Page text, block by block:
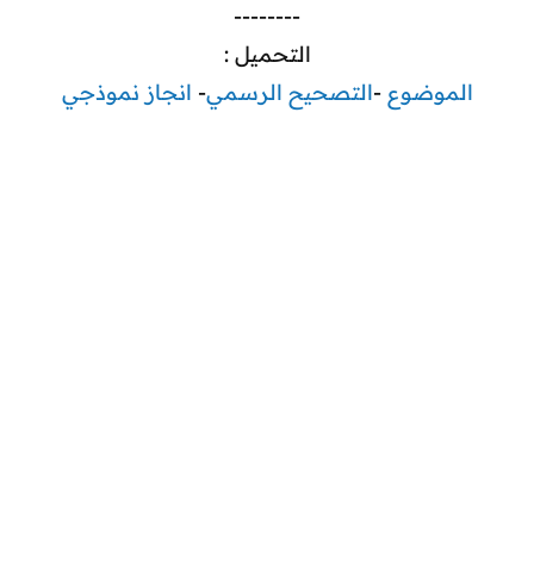
--------
التحميل :
الموضوع-التصحيح الرسمي- انجاز نموذجي